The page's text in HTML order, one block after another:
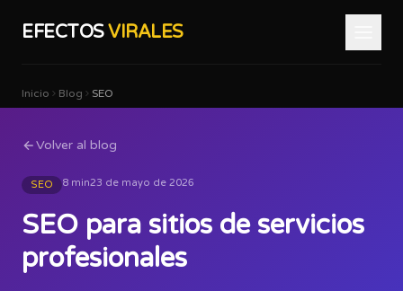
EFECTOSVIRALES
Inicio Blog SEO
Volver al blog
SEO 8 min23 de mayo de 2026
SEO para sitios de servicios
profesionales